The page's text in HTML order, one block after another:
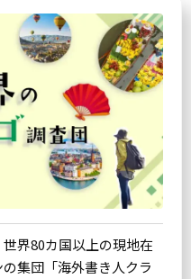
界80カ国以上の現地在
集団「海外書き人クラ